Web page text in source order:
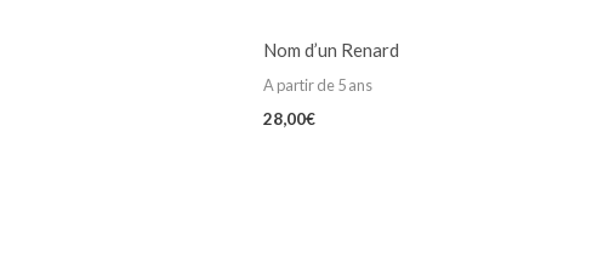
Nom d’un Renard
A partir de 5 ans
28,00€